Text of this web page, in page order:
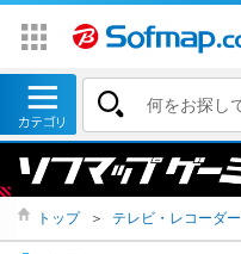
トップ ＞ テレビ・レコーダー